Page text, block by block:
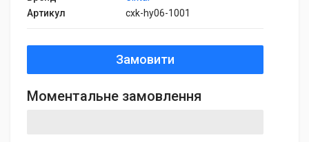
Артикул
cxk-hy06-1001
Замовити
Моментальне замовлення